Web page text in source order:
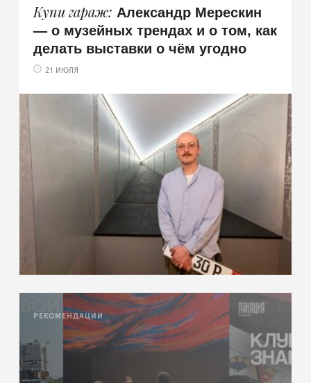
Купи гараж Александр Мерескин
— о музейных трендах и о том, как
делать выставки о чём угодно
21 ИЮЛЯ
РЕКОМЕНДАЦИИ